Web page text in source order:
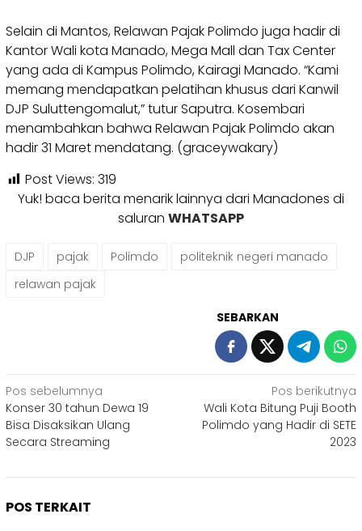
Selain di Mantos, Relawan Pajak Polimdo juga hadir di
Kantor Wali kota Manado, Mega Mall dan Tax Center
yang ada di Kampus Polimdo, Kairagi Manado. “Kami
memang mendapatkan pelatihan khusus dari Kanwil
DJP Suluttengomalut,” tutur Saputra. Kosembari
menambahkan bahwa Relawan Pajak Polimdo akan
hadir 31 Maret mendatang. (graceywakary)
Post Views: 319
Yuk! baca berita menarik lainnya dari Manadones di
saluran WHATSAPP
DJP pajak Polimdo
politeknik negeri manado
relawan pajak
SEBARKAN
Navigasi
pos
Pos sebelumnya
Konser 30 tahun Dewa 19
Bisa Disaksikan Ulang
Secara Streaming
Pos berikutnya
Wali Kota Bitung Puji Booth
Polimdo yang Hadir di SETE
2023
POS TERKAIT